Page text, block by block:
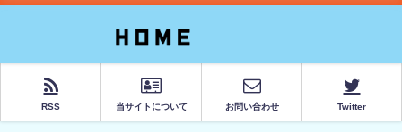
RSS 当サイトについて お問い合わせ Twitter